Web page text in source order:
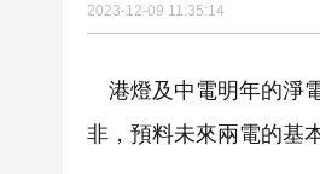
2023-12-09 11:35:14
港燈及中電明年的淨
非，預料未來兩電的基